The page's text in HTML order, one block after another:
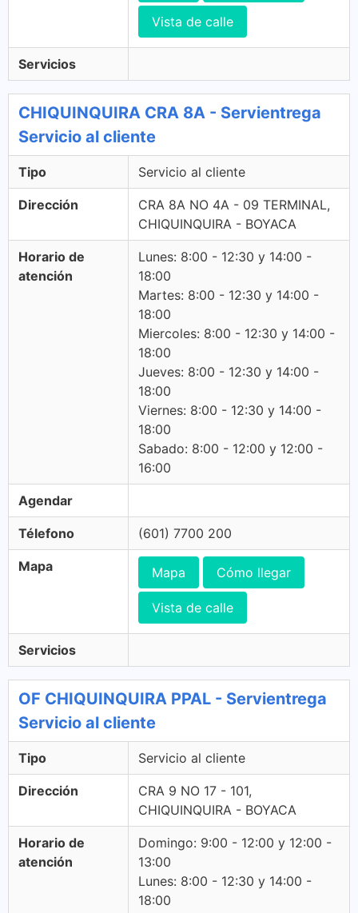
Vista de calle
Servicios
CHIQUINQUIRA CRA 8A - Servientrega
Servicio al cliente
Tipo Servicio al cliente
Dirección
CRA 8A NO 4A - 09 TERMINAL,
CHIQUINQUIRA - BOYACA
Horario de
atención
Lunes: 8:00 - 12:30 y 14:00 -
18:00
Martes: 8:00 - 12:30 y 14:00 -
18:00
Miercoles: 8:00 - 12:30 y 14:00 -
18:00
Jueves: 8:00 - 12:30 y 14:00 -
18:00
Viernes: 8:00 - 12:30 y 14:00 -
18:00
Sabado: 8:00 - 12:00 y 12:00 -
16:00
Agendar
Télefono (601) 7700 200
Mapa Mapa Cómo llegar
Vista de calle
Servicios
OF CHIQUINQUIRA PPAL - Servientrega
Servicio al cliente
Tipo Servicio al cliente
Dirección
CRA 9 NO 17 - 101,
CHIQUINQUIRA - BOYACA
Horario de
atención
Domingo: 9:00 - 12:00 y 12:00 -
13:00
Lunes: 8:00 - 12:30 y 14:00 -
18:00